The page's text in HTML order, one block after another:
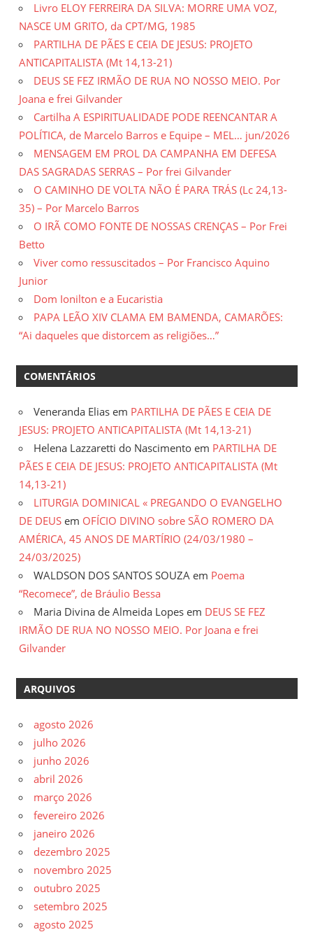
Itália;
doutorando
em
Educação
pela
FAE/UFMG;
assessor
da
CPT,
CEBI,
SAB,
PJR
de
Movimentos
Sociais
Populares
do
Campo
e
Urbanos,
Minas
Gerais;
mail:
gilvanderufmg@gmail.com
www.gilvander.org.br
–
www.freigilvander.blogspot.com.br
www.twitter.com/gilvanderluis
facebook:
Gilvander
Livro ELOY FERREIRA DA SILVA: MORRE UMA VOZ,
NASCE UM GRITO, da CPT/MG, 1985
PARTILHA DE PÃES E CEIA DE JESUS: PROJETO
ANTICAPITALISTA (Mt 14,13-21)
DEUS SE FEZ IRMÃO DE RUA NO NOSSO MEIO. Por
Joana e frei Gilvander
Cartilha A ESPIRITUALIDADE PODE REENCANTAR A
POLÍTICA, de Marcelo Barros e Equipe – MEL… jun/2026
MENSAGEM EM PROL DA CAMPANHA EM DEFESA
DAS SAGRADAS SERRAS – Por frei Gilvander
O CAMINHO DE VOLTA NÃO É PARA TRÁS (Lc 24,13-
35) – Por Marcelo Barros
O IRÃ COMO FONTE DE NOSSAS CRENÇAS – Por Frei
Betto
Viver como ressuscitados – Por Francisco Aquino
Junior
Dom Ionilton e a Eucaristia
PAPA LEÃO XIV CLAMA EM BAMENDA, CAMARÕES:
“Ai daqueles que distorcem as religiões…”
COMENTÁRIOS
Veneranda Elias em PARTILHA DE PÃES E CEIA DE
JESUS: PROJETO ANTICAPITALISTA (Mt 14,13-21)
Helena Lazzaretti do Nascimento em PARTILHA DE
PÃES E CEIA DE JESUS: PROJETO ANTICAPITALISTA (Mt
14,13-21)
LITURGIA DOMINICAL « PREGANDO O EVANGELHO
DE DEUS em OFÍCIO DIVINO sobre SÃO ROMERO DA
AMÉRICA, 45 ANOS DE MARTÍRIO (24/03/1980 –
24/03/2025)
WALDSON DOS SANTOS SOUZA em Poema
“Recomece”, de Bráulio Bessa
Maria Divina de Almeida Lopes em DEUS SE FEZ
IRMÃO DE RUA NO NOSSO MEIO. Por Joana e frei
Gilvander
ARQUIVOS
agosto 2026
julho 2026
junho 2026
abril 2026
março 2026
fevereiro 2026
janeiro 2026
dezembro 2025
novembro 2025
outubro 2025
setembro 2025
agosto 2025